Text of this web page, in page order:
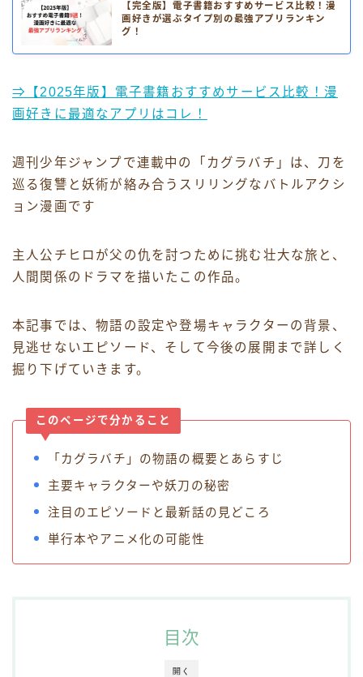
【完全版】電子書籍おすすめサービス比較！漫
画好きが選ぶタイプ別の最強アプリランキン
グ！
⇒【2025年版】電子書籍おすすめサービス比較！漫
画好きに最適なアプリはコレ！
週刊少年ジャンプで連載中の「カグラバチ」は、刀を
巡る復讐と妖術が絡み合うスリリングなバトルアクシ
ョン漫画です
主人公チヒロが父の仇を討つために挑む壮大な旅と、
人間関係のドラマを描いたこの作品。
本記事では、物語の設定や登場キャラクターの背景、
見逃せないエピソード、そして今後の展開まで詳しく
掘り下げていきます。
このページで分かること
「カグラバチ」の物語の概要とあらすじ
主要キャラクターや妖刀の秘密
注目のエピソードと最新話の見どころ
単行本やアニメ化の可能性
開く
目次